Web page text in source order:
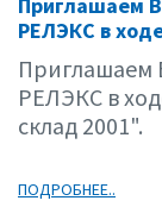
02.01
РЕЛЭКС в
Приглашаем
РЕЛЭКС в
склад 2001".
ПОДРОБНЕЕ..